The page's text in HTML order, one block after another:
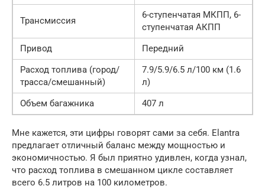
Трансмиссия
6-ступенчатая МКПП, 6-
ступенчатая АКПП
Привод
Передний
Расход топлива (город/
трасса/смешанный)
7.9/5.9/6.5 л/100 км (1.6
л)
Объем багажника
407 л
Мне кажется, эти цифры говорят сами за себя. Elantra
предлагает отличный баланс между мощностью и
экономичностью. Я был приятно удивлен, когда узнал,
что расход топлива в смешанном цикле составляет
всего 6.5 литров на 100 километров.